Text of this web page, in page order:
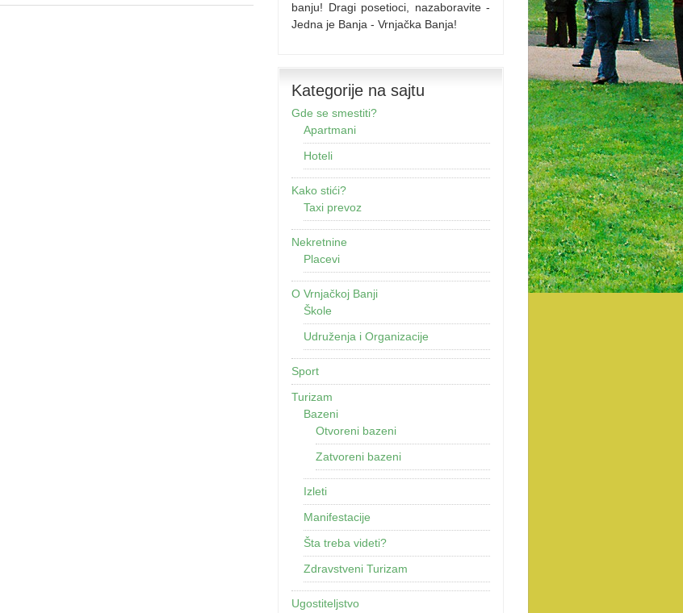
banju! Dragi posetioci, nazaboravite -
Jedna je Banja - Vrnjačka Banja!
Kategorije na sajtu
Gde se smestiti?
Apartmani
Hoteli
Kako stići?
Taxi prevoz
Nekretnine
Placevi
O Vrnjačkoj Banji
Škole
Udruženja i Organizacije
Sport
Turizam
Bazeni
Otvoreni bazeni
Zatvoreni bazeni
Izleti
Manifestacije
Šta treba videti?
Zdravstveni Turizam
Ugostiteljstvo